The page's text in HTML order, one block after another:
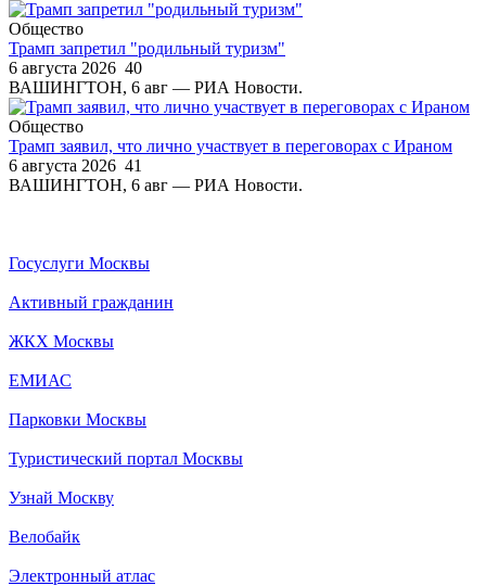
Общество
Трамп запретил "родильный туризм"
6 августа 2026 40
ВАШИНГТОН, 6 авг — РИА Новости.
Общество
Трамп заявил, что лично участвует в переговорах с Ираном
6 августа 2026 41
ВАШИНГТОН, 6 авг — РИА Новости.
Госуслуги Москвы
Активный гражданин
ЖКХ Москвы
ЕМИАС
Парковки Москвы
Туристический портал Москвы
Узнай Москву
Велобайк
Электронный атлас